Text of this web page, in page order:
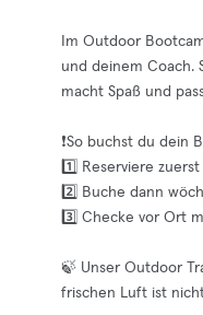
Im Outdoor
und deinem Coach.
macht Spaß und
❗️So buchst du dein
1️⃣ Reserviere
2️⃣ Buche dann
3️⃣ Checke vor Ort
🍃 Unser Outdoor
frischen Luft ist